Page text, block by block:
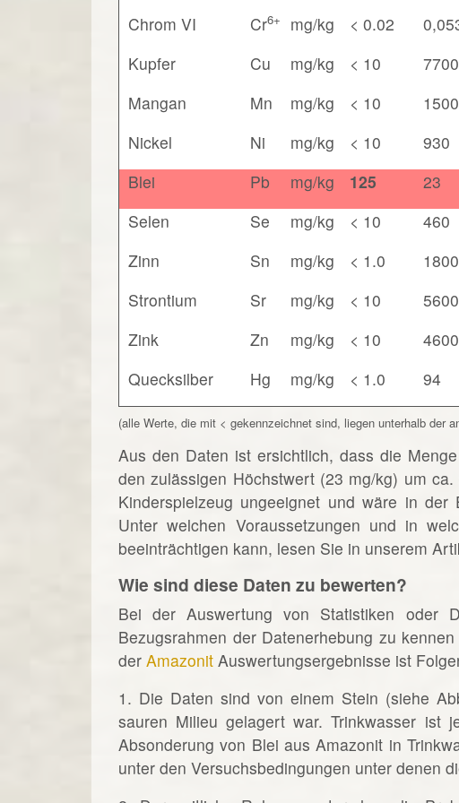
Chrom VI Cr6+ mg/kg < 0.02
Kupfer
Cu mg/kg < 10
7700
Mangan
Mn mg/kg < 10
Nickel
Ni mg/kg < 10
930
Blei
Pb mg/kg 125
23
Selen
Se mg/kg < 10
460
Zinn
Sn mg/kg < 1.0
Strontium
Sr mg/kg < 10
Zink
Zn mg/kg < 10
Quecksilber
Hg mg/kg < 1.0 94
(alle Werte, die mit < gekennzeichnet sind, liegen unterhalb der
Aus den Daten ist ersichtlich, dass die
den zulässigen Höchstwert (23 mg/kg) um
Kinderspielzeug ungeeignet und wäre in
Unter welchen Voraussetzungen und in
beeinträchtigen kann, lesen Sie in unserem
Wie sind diese Daten zu bewerten?
Bei der Auswertung von Statistiken oder
Bezugsrahmen der Datenerhebung zu
der Amazonit Auswertungsergebnisse ist
1. Die Daten sind von einem Stein (siehe
sauren Milieu gelagert war. Trinkwasser ist
Absonderung von Blei aus Amazonit in
unter den Versuchsbedingungen unter denen